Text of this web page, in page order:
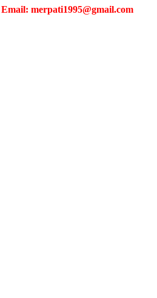
merpati1995@gmail.com